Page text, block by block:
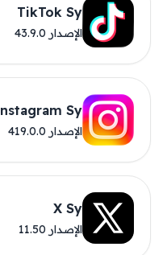
TikTok Sy
الإصدار 43.9.0
Sy
الإصدار 419.0.0
X Sy
الإصدار 11.50